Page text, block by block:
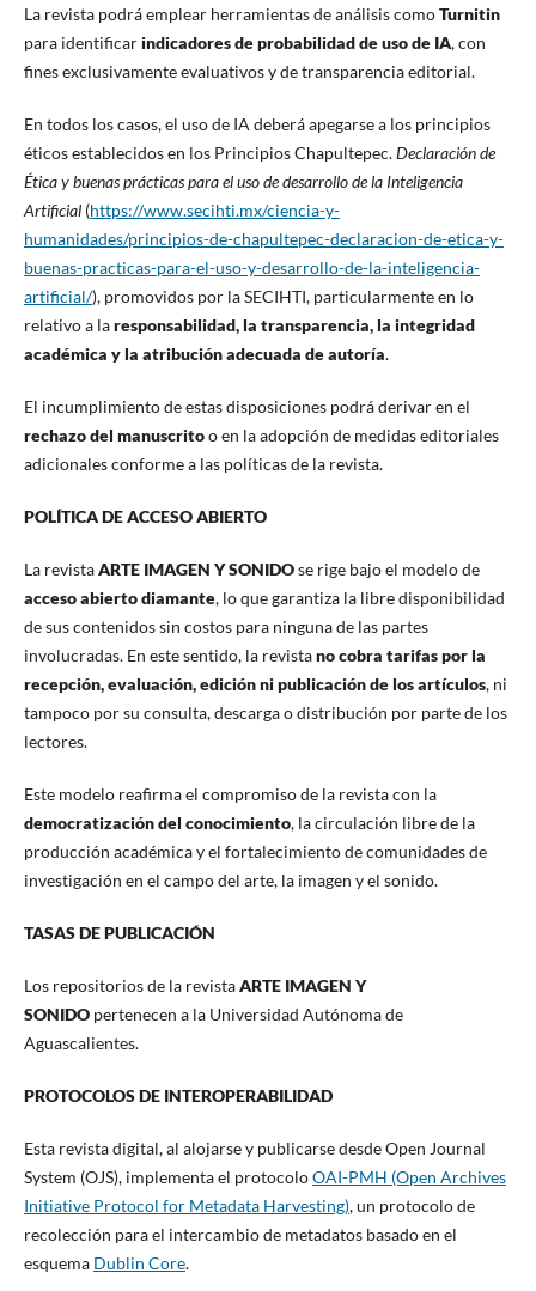
La revista podrá emplear herramientas de análisis comoTurnitin
para identificarindicadores de probabilidad de uso de IA, con
fines exclusivamente evaluativos y de transparencia editorial.
En todos los casos, el uso de IA deberá apegarse a los principios
éticos establecidos en los Principios Chapultepec.Declaración de
Ética y buenas prácticas para el uso de desarrollo de la Inteligencia
Artificial(https://www.secihti.mx/ciencia-y-
humanidades/principios-de-chapultepec-declaracion-de-etica-y-
buenas-practicas-para-el-uso-y-desarrollo-de-la-inteligencia-
artificial/), promovidos por la SECIHTI, particularmente en lo
relativo a laresponsabilidad, la transparencia, la integridad
académica y la atribución adecuada de autoría.
El incumplimiento de estas disposiciones podrá derivar en el
rechazo del manuscritoo en la adopción de medidas editoriales
adicionales conforme a las políticas de la revista.
POLÍTICA DE ACCESO ABIERTO
La revistaARTE IMAGEN Y SONIDOse rige bajo el modelo de
acceso abierto diamante, lo que garantiza la libre disponibilidad
de sus contenidos sin costos para ninguna de las partes
involucradas. En este sentido, la revistano cobra tarifas por la
recepción, evaluación, edición ni publicación de los artículos, ni
tampoco por su consulta, descarga o distribución por parte de los
lectores.
Este modelo reafirma el compromiso de la revista con la
democratización del conocimiento, la circulación libre de la
producción académica y el fortalecimiento de comunidades de
investigación en el campo del arte, la imagen y el sonido.
TASAS DE PUBLICACIÓN
Los repositorios de la revistaARTE IMAGEN Y
SONIDO pertenecen a la Universidad Autónoma de
Aguascalientes.
PROTOCOLOS DE INTEROPERABILIDAD
Esta revista digital, al alojarse y publicarse desde Open Journal
System (OJS), implementa el protocoloOAI-PMH (Open Archives
Initiative Protocol for Metadata Harvesting), un protocolo de
recolección para el intercambio de metadatos basado en el
esquema Dublin Core.